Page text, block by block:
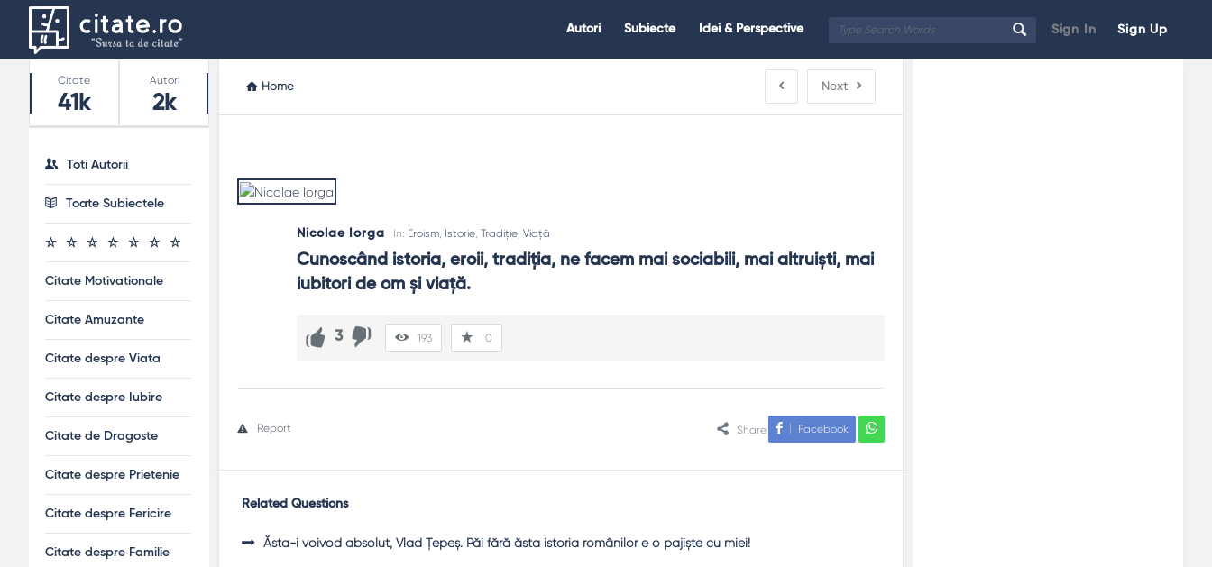
Sign In Sign Up
Citate.ro
Autori Subiecte Idei & Perspective
Home Next
Nicolae Iorga In: Eroism Istorie ,Tradiție ,Viață
Cunoscând istoria, eroii, tradiţia, ne facem mai sociabili, mai altruişti, mai
iubitori de om şi viaţă.
3 193 0
Share Facebook
Report
Related Questions
Ăsta-i voivod absolut, Vlad Ţepeş. Păi fără ăsta istoria românilor e o pajişte cu miei!
Stats
Citate
41k
Autori
2k
Toti Autorii
Toate Subiectele
Citate Motivationale
Citate Amuzante
Citate despre Viata
Citate despre Iubire
Citate de Dragoste
Citate despre Prietenie
Citate despre Fericire
Citate despre Familie